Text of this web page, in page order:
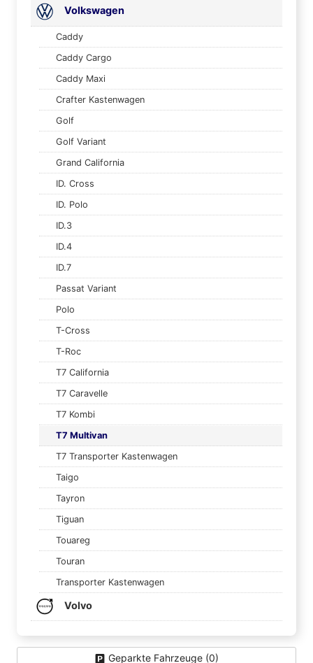
Volkswagen
Caddy
Caddy Cargo
Caddy Maxi
Crafter Kastenwagen
Golf
Golf Variant
Grand California
ID. Cross
ID. Polo
ID.3
ID.4
ID.7
Passat Variant
Polo
T-Cross
T-Roc
T7 California
T7 Caravelle
T7 Kombi
T7 Multivan
T7 Transporter Kastenwagen
Taigo
Tayron
Tiguan
Touareg
Touran
Transporter Kastenwagen
Volvo
Geparkte Fahrzeuge (0)